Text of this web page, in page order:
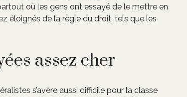
où les gens ont essayé de le mettre en
éloignés de la règle du droit, tels que les
assez cher
s’avère aussi difficile pour la classe